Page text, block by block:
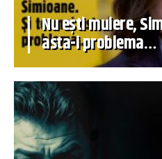
Nu ești muiere,
asta-i problema…